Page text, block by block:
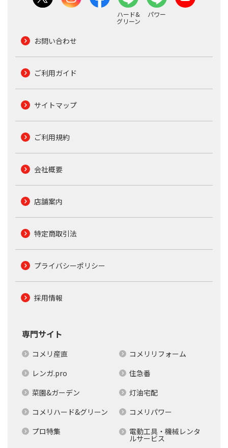
ハード&
グリーン
パワー
お問い合わせ
ご利用ガイド
サイトマップ
ご利用規約
会社概要
店舗案内
特定商取引法
プライバシーポリシー
採用情報
専門サイト
コメリ産直
コメリリフォーム
レンガ.pro
住急番
菜園&ガーデン
灯油宅配
コメリハード&グリーン
コメリパワー
プロ特集
電動工具・機械レンタ
ルサービス